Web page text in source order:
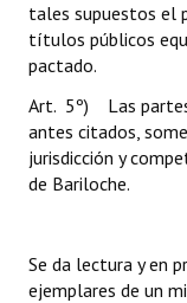
tales supuestos el
títulos públicos
pactado.
Art. 5º) Las
antes citados,
jurisdicción y
de Bariloche.
Se da lectura y en
ejemplares de un